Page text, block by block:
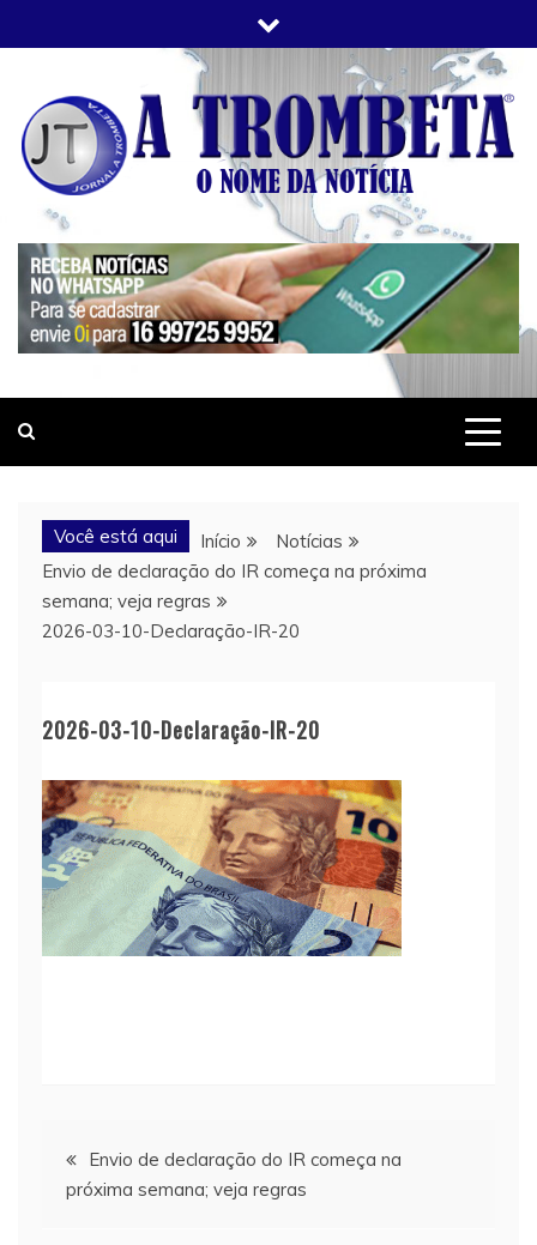
to
JORNAL A TROMBETA
O Nome da Notícia
Você está aqui Início
Notícias
Envio de declaração do IR começa na próxima
semana; veja regras
2026-03-10-Declaração-IR-20
2026-03-10-Declaração-IR-20
Navegação
de
Envio de declaração do IR começa na
próxima semana; veja regras